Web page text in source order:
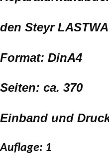
den Steyr
Format: DinA4
Seiten: ca. 370
Einband und
Auflage: 1